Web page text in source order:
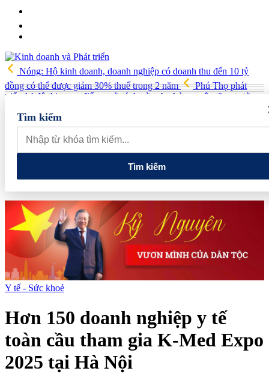
Nóng: Hộ kinh doanh, doanh nghiệp có doanh thu đến 10 tỷ
đồng có thể được giảm 30% thuế trong 2 năm
Phú Thọ phát
triển 14 đô thị trọng điểm, mở cánh cửa cho kỷ nguyên tăng trưởng
Vua quạt Trần Đình Tiệp: Từ bán quạt đến TikToker nổi
tiếng và vướng vòng lao lý
Vietnam Sport Show 2026 quy tụ
520 gian hàng, thúc đẩy kết nối ngành thể thao Việt Nam với thế
giới
Thiết kế kiến trúc biểu tượng của Newtown Diamond được
vinh danh tại Dot Property Awards 2026
Tìm kiếm
Tìm kiếm
Y tế - Sức khoẻ
Hơn 150 doanh nghiệp y tế
toàn cầu tham gia K-Med Expo
2025 tại Hà Nội